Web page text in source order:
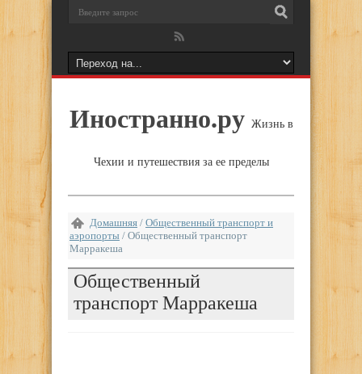
Иностранно.ру Жизнь в
Чехии и путешествия за ее пределы
Домашняя / Общественный транспорт и
аэропорты / Общественный транспорт
Марракеша
Общественный
транспорт Марракеша